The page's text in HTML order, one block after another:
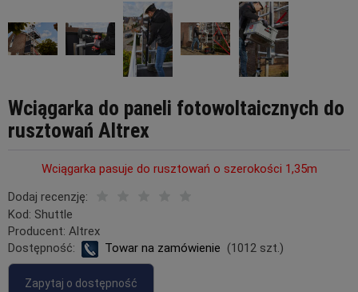
Wciągarka do paneli fotowoltaicznych do
rusztowań Altrex
Wciągarka pasuje do rusztowań o szerokości 1,35m
Dodaj recenzję:
Kod: Shuttle
Producent: Altrex
Dostępność:
Towar na zamówienie (1012 szt.)
Zapytaj o dostępność